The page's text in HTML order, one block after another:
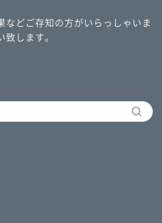
どご存知の方がいらっしゃいま
致します。